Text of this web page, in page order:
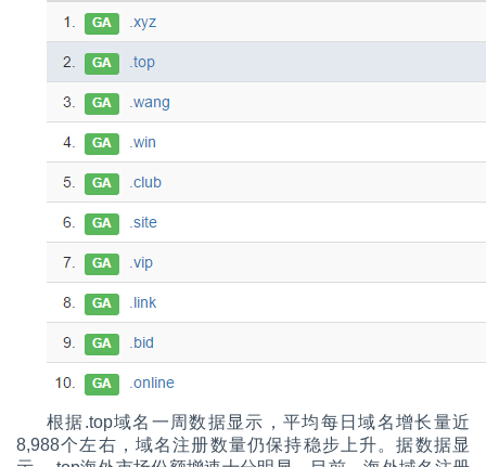
根据.top域名一周数据显示，平均每日域名增长量近
8,988个左右，域名注册数量仍保持稳步上升。据数据显